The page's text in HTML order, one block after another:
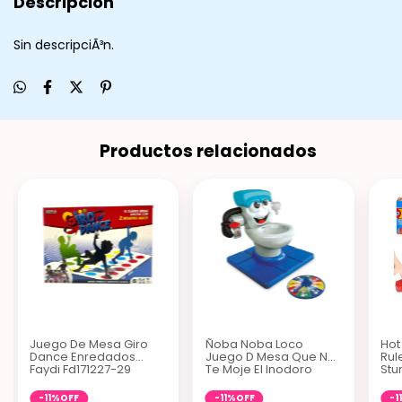
Sin descripciÃ³n.
Productos relacionados
Juego De Mesa Giro
Dance Enredados
Faydi Fd171227-29
-11%OFF
Ñoba Noba Loco
Juego D Mesa Que No
Te Moje El Inodoro
Ditoys
-11%OFF -11